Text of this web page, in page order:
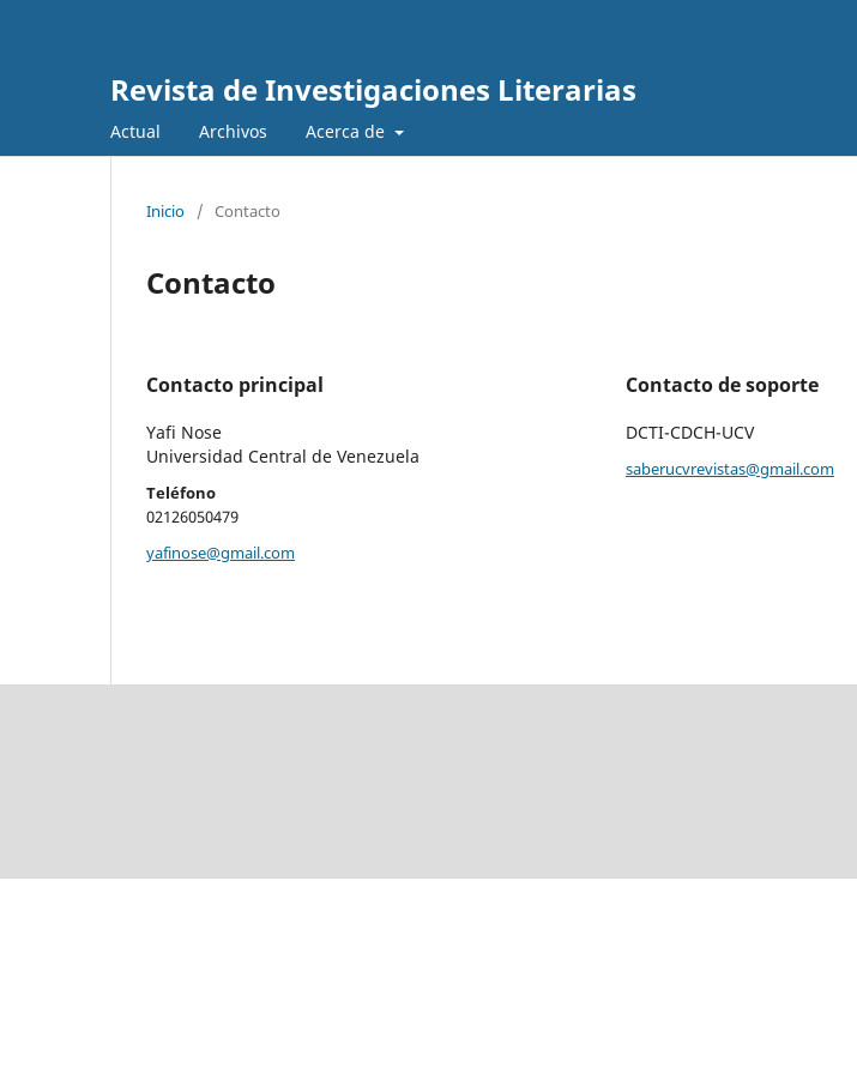
Revista de Investigaciones Literarias
Actual Archivos Acerca de
Inicio / Contacto
Contacto
Contacto principal
Yafi Nose
Universidad Central de Venezuela
Teléfono
02126050479
yafinose@gmail.com
Contacto de soporte
DCTI-CDCH-UCV
saberucvrevistas@gmail.com